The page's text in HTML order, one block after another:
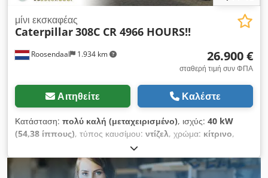
Roosendaal 1.934 km
μίνι εκσκαφέας
Caterpillar308C CR 4966 HOURS!!
26.900 €
σταθερή τιμή συν ΦΠΑ
Αιτηθείτε Καλέστε
Κατάσταση: πολύ καλή (μεταχειρισμένο), ισχύς: 40 kW
(54,38 ίππους), τύπος καυσίμου: ντίζελ, χρώμα: κίτρινο,
, Έτος κατασκευής:
λειτουργίας:4.966 h, = Περισσότερες πληροφορίες =
Dcjdpjymq Uqofx Am Hok Κίνηση: Ερπύστρια Τεχνική